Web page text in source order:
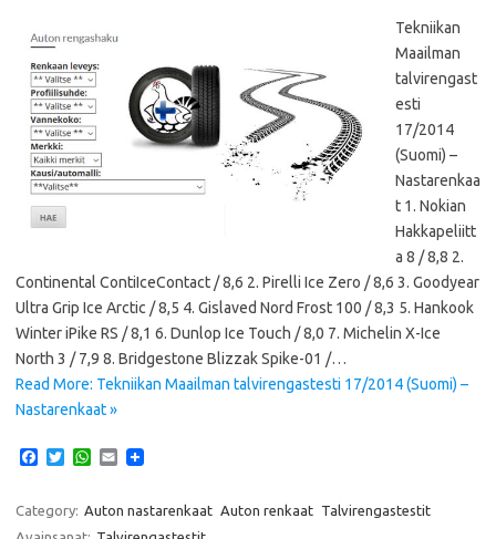
Tekniikan
Maailman
talvirengast
esti
17/2014
(Suomi) –
Nastarenkaa
t 1. Nokian
Hakkapeliitt
a 8 / 8,8 2.
Continental ContiIceContact / 8,6 2. Pirelli Ice Zero / 8,6 3. Goodyear
Ultra Grip Ice Arctic / 8,5 4. Gislaved Nord Frost 100 / 8,3 5. Hankook
Winter iPike RS / 8,1 6. Dunlop Ice Touch / 8,0 7. Michelin X-Ice
North 3 / 7,9 8. Bridgestone Blizzak Spike-01 /…
Read More: Tekniikan Maailman talvirengastesti 17/2014 (Suomi) –
Nastarenkaat »
e
b
T
t
W
t
s
E
i
Category: Auton nastarenkaat Auton renkaat Talvirengastestit